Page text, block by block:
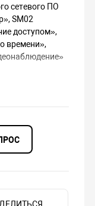
сетевого ПО
SM02
доступом»,
времени»,
функционалом,
etc.